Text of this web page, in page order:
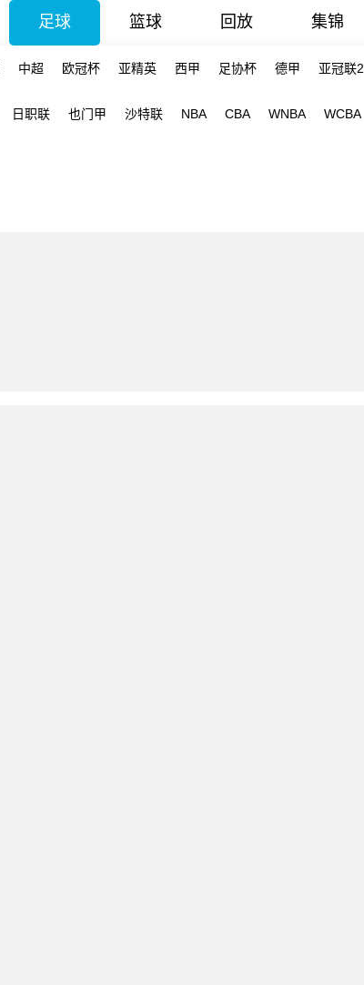
足球 篮球 回放 集锦
中超 欧冠杯 亚精英 西甲 足协杯 德甲 亚冠联2
日职联 也门甲 沙特联 NBA CBA WNBA WCBA